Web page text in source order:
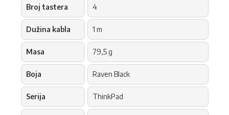
Broj tastera 4
Dužina kabla 1 m
Masa 79,5 g
Boja Raven Black
Serija ThinkPad